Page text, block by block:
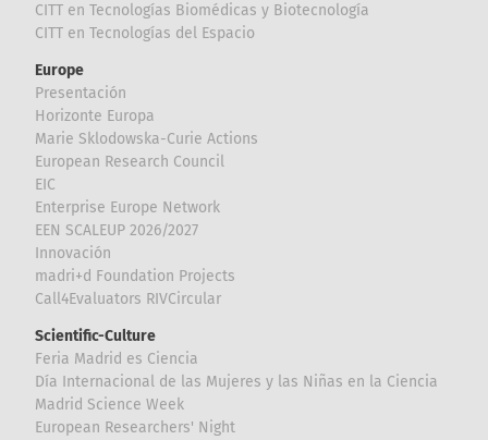
CITT en Tecnologías Biomédicas y Biotecnología
CITT en Tecnologías del Espacio
Europe
Presentación
Horizonte Europa
Marie Sklodowska-Curie Actions
European Research Council
EIC
Enterprise Europe Network
EEN SCALEUP 2026/2027
Innovación
madri+d Foundation Projects
Call4Evaluators RIVCircular
Scientific-Culture
Feria Madrid es Ciencia
Día Internacional de las Mujeres y las Niñas en la Ciencia
Madrid Science Week
European Researchers' Night